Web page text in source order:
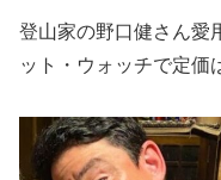
登山家の野口健さん愛
ット・ウォッチで定価